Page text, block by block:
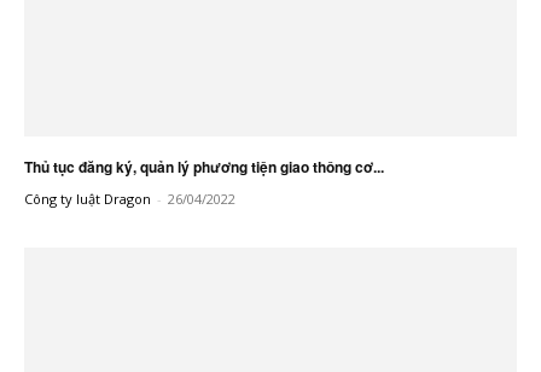
Thủ tục đăng ký, quản lý phương tiện giao thông cơ...
Công ty luật Dragon - 26/04/2022